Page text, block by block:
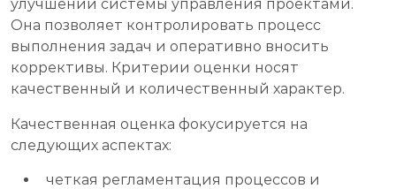
улучшении системы управления проектами.
Она позволяет контролировать процесс
выполнения задач и оперативно вносить
коррективы. Критерии оценки носят
качественный и количественный характер.
Качественная оценка фокусируется на
следующих аспектах:
четкая регламентация процессов и